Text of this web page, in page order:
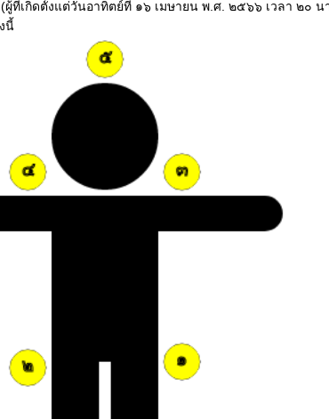
ที่เกิดตั้งแต่วันอาทิตย์ที่ ๑๖ เมษายน พ.ศ. ๒๕๖๖ เวลา ๒๐
นี้